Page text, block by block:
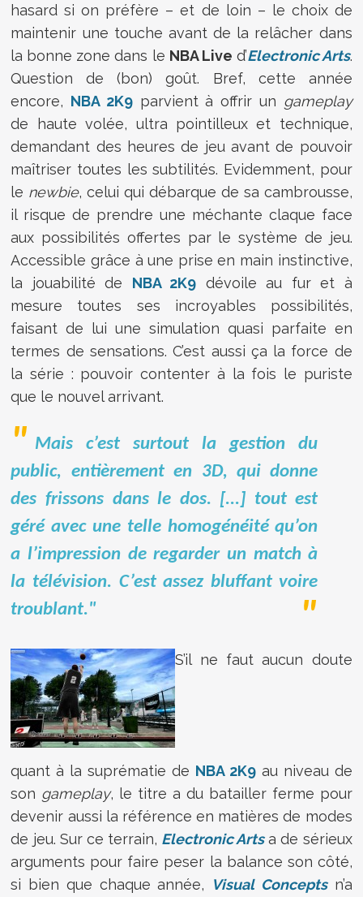
hasard si on préfère – et de loin – le choix de
maintenir une touche avant de la relâcher dans
la bonne zone dans le NBA Live d’Electronic Arts.
Question de (bon) goût. Bref, cette année
encore, NBA 2K9parvient à offrir un gameplay
de haute volée, ultra pointilleux et technique,
demandant des heures de jeu avant de pouvoir
maîtriser toutes les subtilités. Evidemment, pour
le newbie, celui qui débarque de sa cambrousse,
il risque de prendre une méchante claque face
aux possibilités offertes par le système de jeu.
Accessible grâce à une prise en main instinctive,
la jouabilité de NBA 2K9 dévoile au fur et à
mesure toutes ses incroyables possibilités,
faisant de lui une simulation quasi parfaite en
termes de sensations. C’est aussi ça la force de
la série : pouvoir contenter à la fois le puriste
que le nouvel arrivant.
Mais c’est surtout la gestion du
public, entièrement en 3D, qui donne
des frissons dans le dos. [...] tout est
géré avec une telle homogénéité qu’on
a l’impression de regarder un match à
la télévision. C’est assez bluffant voire
troublant."
S’il ne faut aucun doute
quant à la suprématie de NBA 2K9au niveau de
son gameplay, le titre a du batailler ferme pour
devenir aussi la référence en matières de modes
de jeu. Sur ce terrain, Electronic Artsa de sérieux
arguments pour faire peser la balance son côté,
si bien que chaque année,
Visual Conceptsn’a